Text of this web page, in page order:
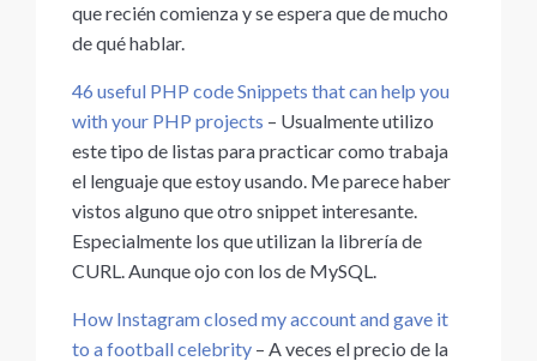
que recién comienza y se espera que de mucho
de qué hablar.
46 useful PHP code Snippets that can help you
with your PHP projects – Usualmente utilizo
este tipo de listas para practicar como trabaja
el lenguaje que estoy usando. Me parece haber
vistos alguno que otro snippet interesante.
Especialmente los que utilizan la librería de
CURL. Aunque ojo con los de MySQL.
How Instagram closed my account and gave it
to a football celebrity – A veces el precio de la